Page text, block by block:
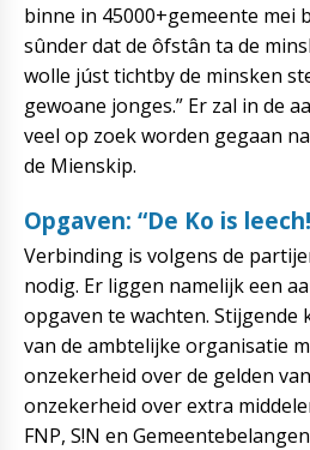
binne in 45000+gemeente mei
sûnder dat de ôfstân ta de
wolle júst tichtby de minsken
gewoane jonges.” Er zal in de
veel op zoek worden gegaan
de Mienskip.
Opgaven: “De Ko is
Verbinding is volgens de
nodig. Er liggen namelijk een
opgaven te wachten.
van de ambtelijke organisatie
onzekerheid over de gelden
onzekerheid over extra
FNP, S!N en